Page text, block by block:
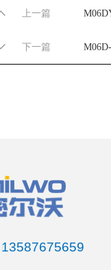
上一篇
下一篇
13587675659